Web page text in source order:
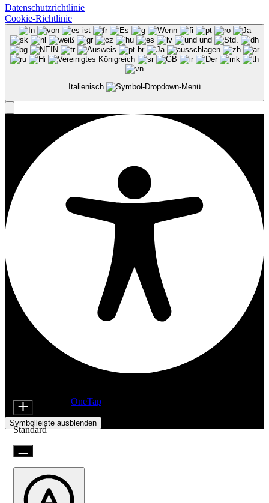
Datenschutzrichtlinie
Cookie-Richtlinie
Italienisch
Angetrieben von OneTap
Symbolleiste ausblenden
Standard